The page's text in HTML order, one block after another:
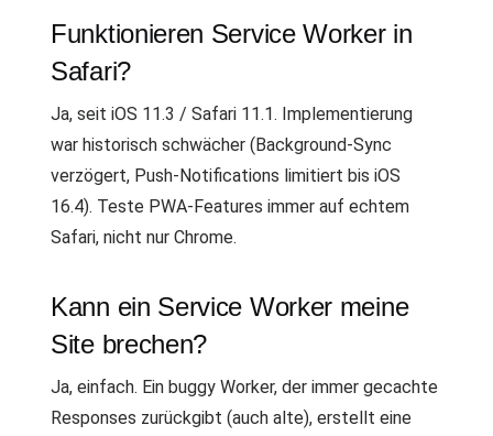
Funktionieren Service Worker in
Safari?
Ja, seit iOS 11.3 / Safari 11.1. Implementierung
war historisch schwächer (Background-Sync
verzögert, Push-Notifications limitiert bis iOS
16.4). Teste PWA-Features immer auf echtem
Safari, nicht nur Chrome.
Kann ein Service Worker meine
Site brechen?
Ja, einfach. Ein buggy Worker, der immer gecachte
Responses zurückgibt (auch alte), erstellt eine